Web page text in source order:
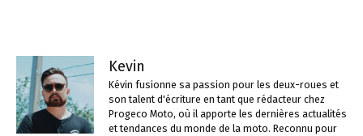
Kevin
Kévin fusionne sa passion pour les deux-roues et
son talent d'écriture en tant que rédacteur chez
Progeco Moto, où il apporte les dernières actualités
et tendances du monde de la moto. Reconnu pour